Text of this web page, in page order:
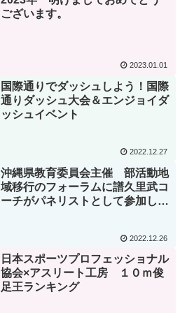
ございます。
2023.01.01
国際通りでダッシュしよう！国際
通りダッシュ大会＆エンジョイダ
ッシュイベント
2022.12.27
沖縄県教育委員会主催 部活動地
域移行のフォーラムに譜久里武コ
ーチがパネリストとして参加しま
2022.12.26
日本スポーツプロフェッショナル
協会×アスリート工房 １０ｍ俊
足王ランキング